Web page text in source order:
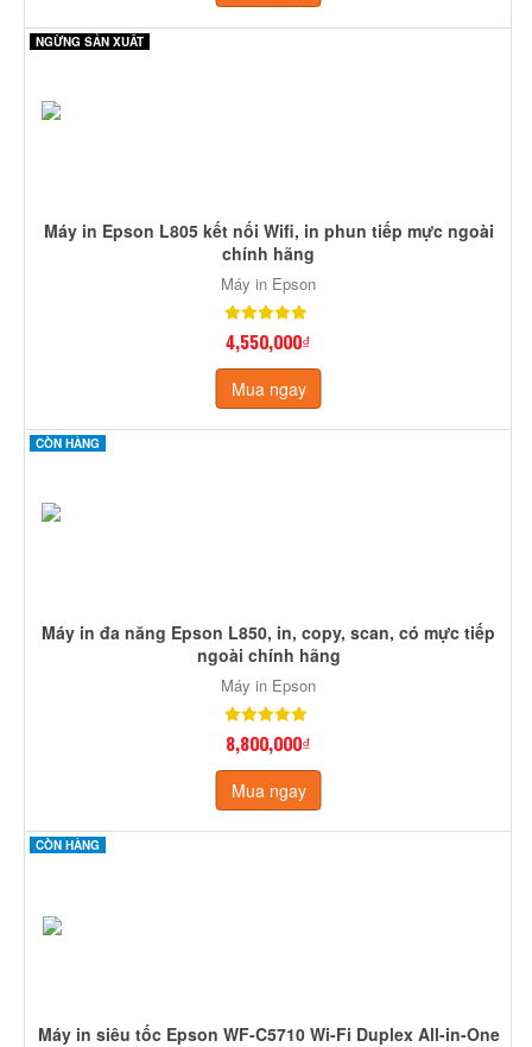
NGỪNG SẢN XUẤT
Máy in Epson L805 kết nối Wifi, in phun tiếp mực ngoài
chính hãng
Máy in Epson
4,550,000₫
Mua ngay
CÒN HÀNG
Máy in đa năng Epson L850, in, copy, scan, có mực tiếp
ngoài chính hãng
Máy in Epson
8,800,000₫
Mua ngay
CÒN HÀNG
Máy in siêu tốc Epson WF-C5710 Wi-Fi Duplex All-in-One